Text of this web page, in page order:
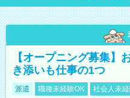
【オープニング募集】
き添いも仕事の1つ
派遣 職種未経験OK 社会人未